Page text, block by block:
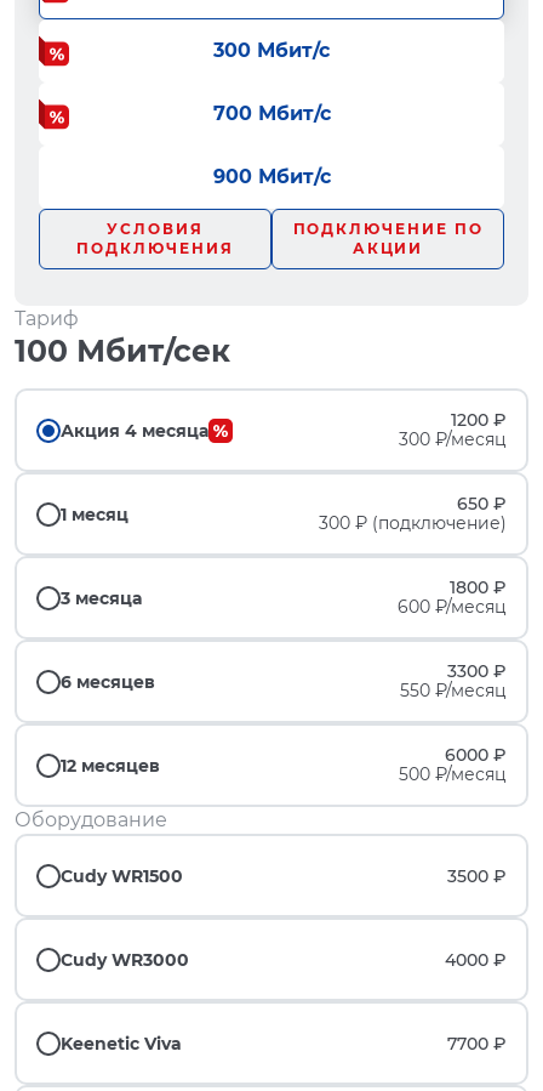
300 Мбит/с
700 Мбит/с
900 Мбит/с
УСЛОВИЯ
ПОДКЛЮЧЕНИЯ
ПОДКЛЮЧЕНИЕ ПО
АКЦИИ
Тариф
100 Мбит/сек
Акция 4 месяца
1200 ₽
300 ₽/месяц
1 месяц
650 ₽
300 ₽ (подключение)
3 месяца
1800 ₽
600 ₽/месяц
6 месяцев
3300 ₽
550 ₽/месяц
12 месяцев
6000 ₽
500 ₽/месяц
Оборудование
Cudy WR1500 3500 ₽
Cudy WR3000 4000 ₽
Keenetic Viva 7700 ₽